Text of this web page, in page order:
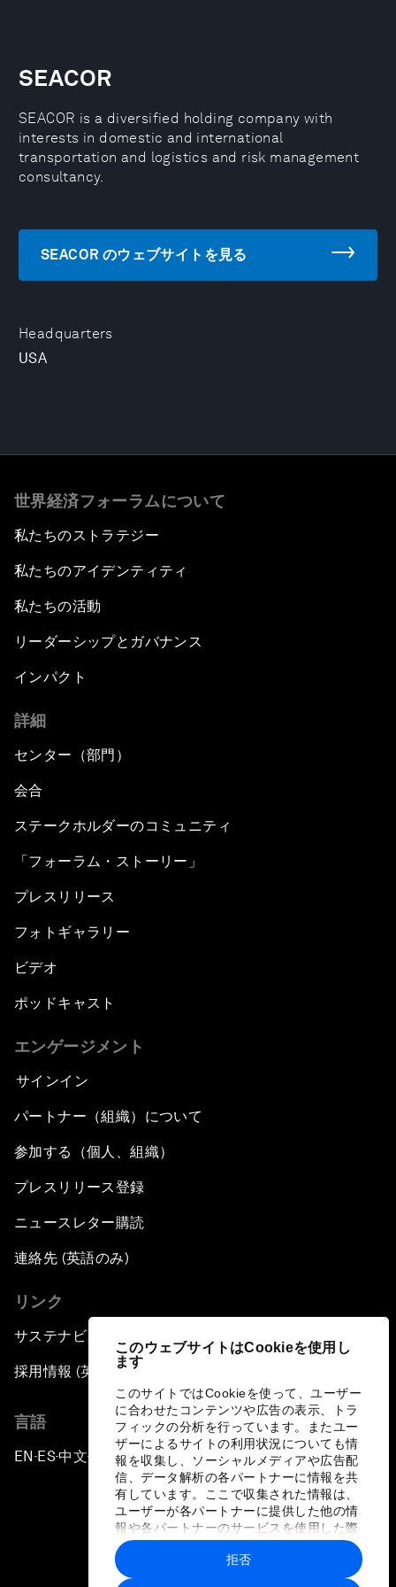
このウェブサイトはCookieを使用し
ます
このサイトではCookieを使って、ユーザー
に合わせたコンテンツや広告の表示、トラ
フィックの分析を行っています。またユー
ザーによるサイトの利用状況についても情
報を収集し、ソーシャルメディアや広告配
信、データ解析の各パートナーに情報を共
有しています。ここで収集された情報は、
ユーザーが各パートナーに提供した他の情
報や各パートナーのサービスを使用した際
に収集された情報と組み合わされ、各パー
トナーによって使用されることがありま
す。
拒否
Headquarters
USA
SEACOR
SEACOR is a diversified holding company with
interests in domestic and international
transportation and logistics and risk management
consultancy.
SEACOR のウェブサイトを見る
世界経済フォーラムについて
私たちのストラテジー
私たちのアイデンティティ
私たちの活動
リーダーシップとガバナンス
インパクト
詳細
センター（部門）
会合
ステークホルダーのコミュニティ
「フォーラム・ストーリー」
プレスリリース
フォトギャラリー
ビデオ
ポッドキャスト
エンゲージメント
サインイン
パートナー（組織）について
参加する（個人、組織）
プレスリリース登録
ニュースレター購読
連絡先 (英語のみ)
リンク
サステナビリティへの取り組み
採用情報 (英語のみ)
言語
EN ▪ES▪中文▪ 日本語
プライバシーポリシーと利用規約